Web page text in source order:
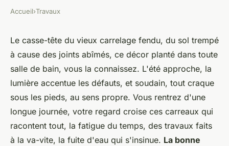
Carreleur à Combs-la-Ville : le
professionnel fiable pour vos
travaux de rénovation
Lucas •4 février 2026•11 min de lecture
Accueil›Travaux
Le casse-tête du vieux carrelage fendu, du sol trempé
à cause des joints abîmés, ce décor planté dans toute
salle de bain, vous la connaissez. L'été approche, la
lumière accentue les défauts, et soudain, tout craque
sous les pieds, au sens propre. Vous rentrez d'une
longue journée, votre regard croise ces carreaux qui
racontent tout, la fatigue du temps, des travaux faits
à la va-vite, la fuite d'eau qui s'insinue. La bonne